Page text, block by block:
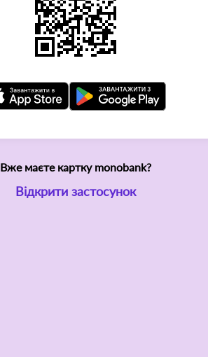
Вже маєте картку monobank?
Відкрити застосунок